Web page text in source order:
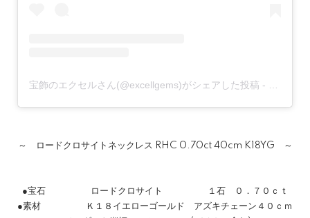
宝飾のエクセルさん(@excellgems)がシェアした投稿 -
～ ロードクロサイトネックレス RHC 0.70ct 40cm K18YG ～
●宝石 ロードクロサイト １石 ０．７０ｃｔ
●素材 Ｋ１８イエローゴールド アズキチェーン４０ｃｍ